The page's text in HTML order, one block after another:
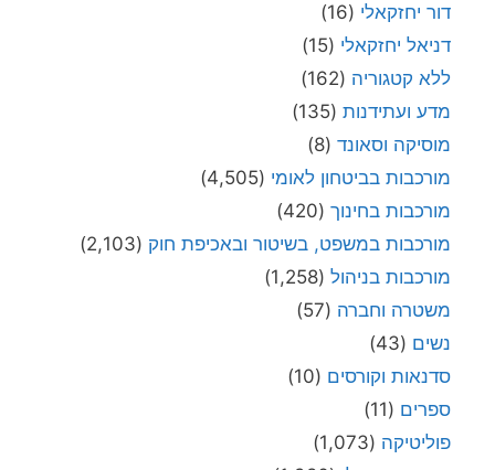
דור יחזקאלי (16)
דניאל יחזקאלי (15)
ללא קטגוריה (162)
מדע ועתידנות (135)
מוסיקה וסאונד (8)
מורכבות בביטחון לאומי (4,505)
מורכבות בחינוך (420)
מורכבות במשפט, בשיטור ובאכיפת חוק (2,103)
מורכבות בניהול (1,258)
משטרה וחברה (57)
נשים (43)
סדנאות וקורסים (10)
ספרים (11)
פוליטיקה (1,073)